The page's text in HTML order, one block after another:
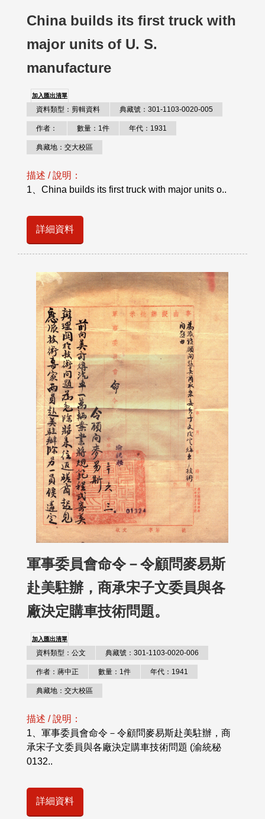
China builds its first truck with
major units of U. S.
manufacture
加入匯出清單
資料類型：剪輯資料 典藏號：301-1103-0020-005
作者： 數量：1件 年代：1931
典藏地：交大校區
描述 / 說明：
1、China builds its first truck with major units o..
詳細資料
軍事委員會命令－令顧問麥易斯
赴美駐辦，商承宋子文委員與各
廠決定購車技術問題。
加入匯出清單
資料類型：公文 典藏號：301-1103-0020-006
作者：蔣中正 數量：1件 年代：1941
典藏地：交大校區
描述 / 說明：
1、軍事委員會命令－令顧問麥易斯赴美駐辦，商
承宋子文委員與各廠決定購車技術問題 (渝統秘
0132..
詳細資料